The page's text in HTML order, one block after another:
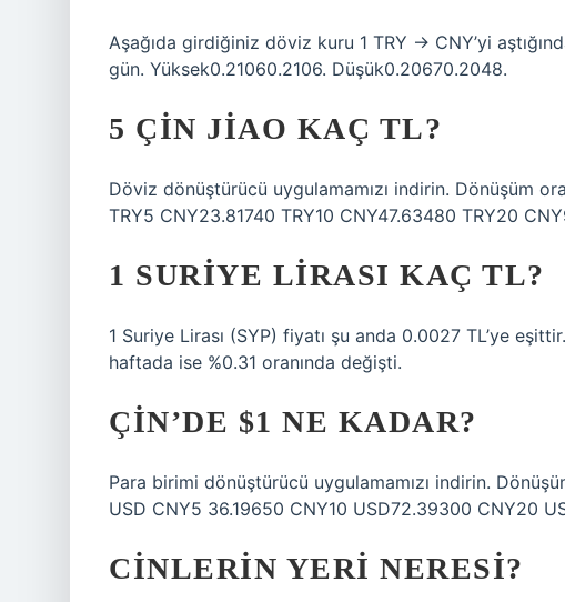
Aşağıda girdiğiniz döviz kuru 1 TRY → CNY’yi
gün. Yüksek0.21060.2106. Düşük0.20670.2048.
5 ÇIN JIAO KAÇ TL?
Döviz dönüştürücü uygulamamızı indirin. Dönüşüm
TRY5 CNY23.81740 TRY10 CNY47.63480 TRY20
1 SURIYE LIRASI KAÇ TL?
1 Suriye Lirası (SYP) fiyatı şu anda 0.0027 TL’ye
haftada ise %0.31 oranında değişti.
ÇIN’DE $1 NE KADAR?
Para birimi dönüştürücü uygulamamızı indirin.
USD CNY5 36.19650 CNY10 USD72.39300 CNY20
CINLERIN YERI NERESI?